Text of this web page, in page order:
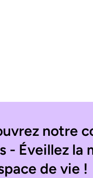
notre
- Éveillez la
de vie !